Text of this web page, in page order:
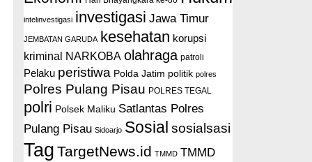
intelinvestigasi investigasi Jawa Timur
JEMBATAN GARUDA kesehatan korupsi
kriminal NARKOBA olahraga patroli
Pelaku peristiwa Polda Jatim politik polres
Polres Pulang Pisau POLRES TEGAL
polri Polsek Maliku Satlantas Polres
Pulang Pisau Sidoarjo Sosial sosialsasi
Tag TargetNews.id TMMD TMMD